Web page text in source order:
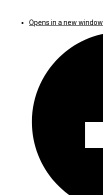
Opens in a new window